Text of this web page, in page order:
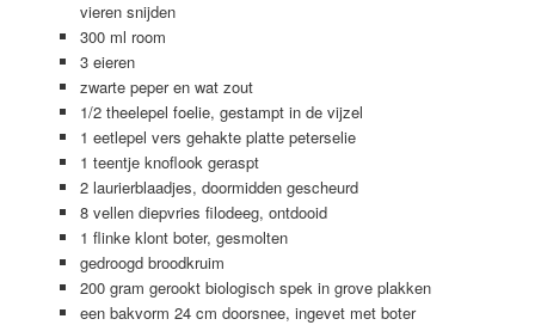
vieren snijden
300 ml room
3 eieren
zwarte peper en wat zout
1/2 theelepel foelie, gestampt in de vijzel
1 eetlepel vers gehakte platte peterselie
1 teentje knoflook geraspt
2 laurierblaadjes, doormidden gescheurd
8 vellen diepvries filodeeg, ontdooid
1 flinke klont boter, gesmolten
gedroogd broodkruim
200 gram gerookt biologisch spek in grove plakken
een bakvorm 24 cm doorsnee, ingevet met boter